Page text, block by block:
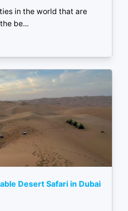
in the world that are
be...
Desert Safari in Dubai